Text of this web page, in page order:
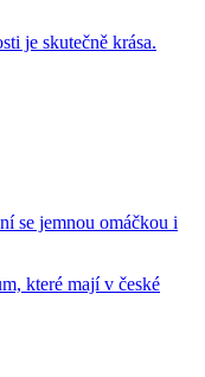
je skutečně krása.
se jemnou omáčkou i
které mají v české